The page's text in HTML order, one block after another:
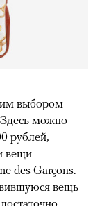
выбором
можно
рублей,
вещи
des Garçons.
вещь